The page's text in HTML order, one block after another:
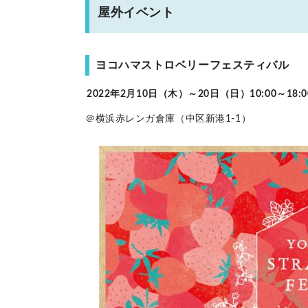
屋外イベント
ヨコハマストロベリーフェスティバル
2022年2月10日（木）～20日（日）10:00～
＠横浜赤レンガ倉庫（中区新港1-1）